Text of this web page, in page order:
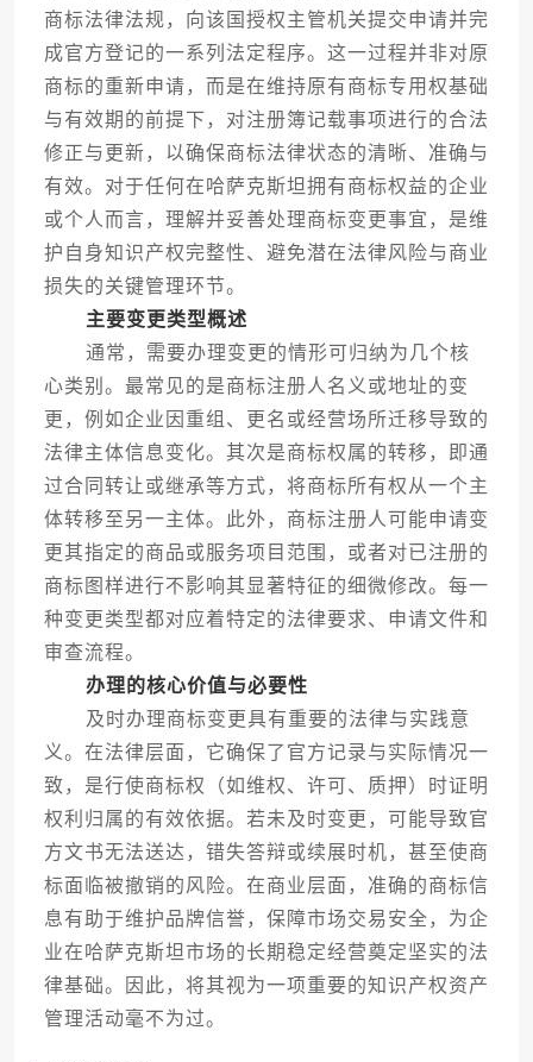
商标法律法规，向该国授权主管机关提交申请并完
成官方登记的一系列法定程序。这一过程并非对原
商标的重新申请，而是在维持原有商标专用权基础
与有效期的前提下，对注册簿记载事项进行的合法
修正与更新，以确保商标法律状态的清晰、准确与
有效。对于任何在哈萨克斯坦拥有商标权益的企业
或个人而言，理解并妥善处理商标变更事宜，是维
护自身知识产权完整性、避免潜在法律风险与商业
损失的关键管理环节。
主要变更类型概述
通常，需要办理变更的情形可归纳为几个核
心类别。最常见的是商标注册人名义或地址的变
更，例如企业因重组、更名或经营场所迁移导致的
法律主体信息变化。其次是商标权属的转移，即通
过合同转让或继承等方式，将商标所有权从一个主
体转移至另一主体。此外，商标注册人可能申请变
更其指定的商品或服务项目范围，或者对已注册的
商标图样进行不影响其显著特征的细微修改。每一
种变更类型都对应着特定的法律要求、申请文件和
审查流程。
办理的核心价值与必要性
及时办理商标变更具有重要的法律与实践意
义。在法律层面，它确保了官方记录与实际情况一
致，是行使商标权（如维权、许可、质押）时证明
权利归属的有效依据。若未及时变更，可能导致官
方文书无法送达，错失答辩或续展时机，甚至使商
标面临被撤销的风险。在商业层面，准确的商标信
息有助于维护品牌信誉，保障市场交易安全，为企
业在哈萨克斯坦市场的长期稳定经营奠定坚实的法
律基础。因此，将其视为一项重要的知识产权资产
管理活动毫不为过。